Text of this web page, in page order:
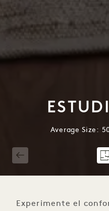
Average Size:
Experimente el